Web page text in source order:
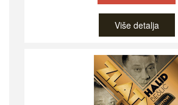
Više detalja